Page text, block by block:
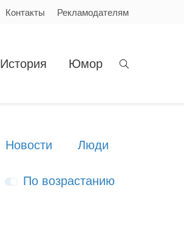
Контакты Рекламодателям
История Юмор
Новости Люди
По возрастанию